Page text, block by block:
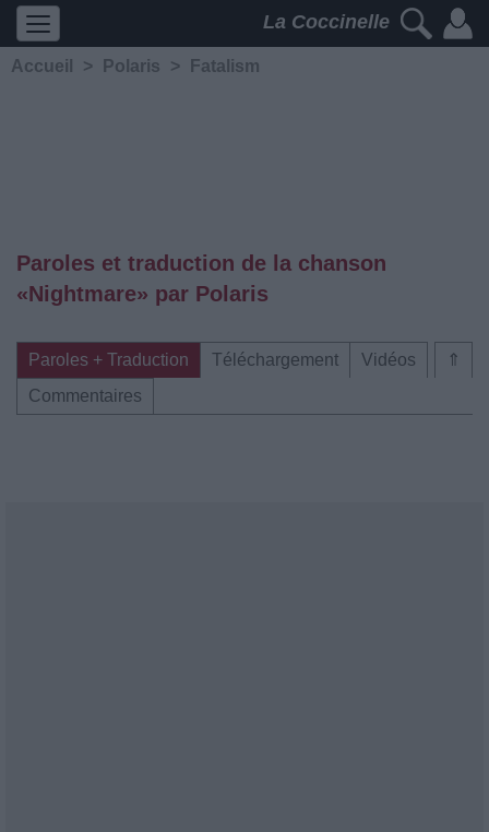
La Coccinelle
Accueil > Polaris > Fatalism
Paroles et traduction de la chanson
«Nightmare» par Polaris
⇑
Paroles + Traduction Téléchargement
Vidéos
Commentaires